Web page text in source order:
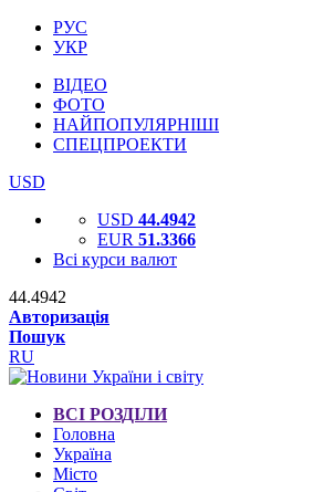
РУС
УКР
ВІДЕО
ФОТО
НАЙПОПУЛЯРНІШІ
СПЕЦПРОЕКТИ
USD
USD 44.4942
EUR 51.3366
Всі курси валют
44.4942
Авторизація
Пошук
RU
ВСІ РОЗДІЛИ
Головна
Україна
Місто